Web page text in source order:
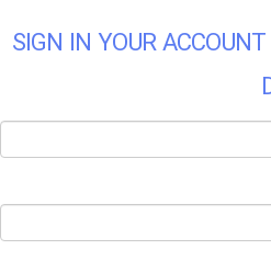
SIGN IN YOUR